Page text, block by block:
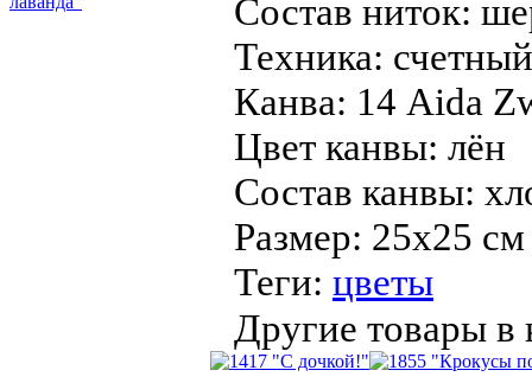
Состав ниток:
Техника:
Канва: 14 Aida
Цвет канвы: лён
Состав канвы:
Размер: 25х25 см
Теги: цветы
Другие товары в